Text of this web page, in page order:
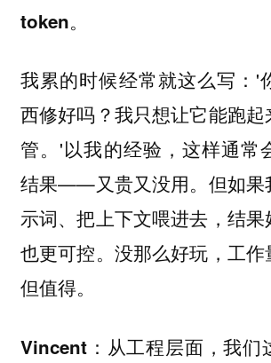
token。
我累的时候经常就这么写：'
西修好吗？我只想让它能跑
管。'以我的经验，这样通常
结果——又贵又没用。但如果
示词、把上下文喂进去，结
也更可控。没那么好玩，工作
但值得。
Vincent：从工程层面，我们